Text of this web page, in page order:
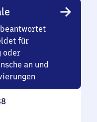
für
oder
an und